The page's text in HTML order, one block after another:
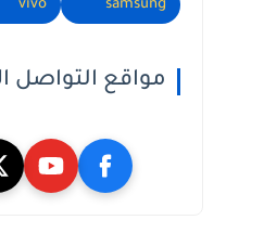
samsung
vivo
مواقع التواصل